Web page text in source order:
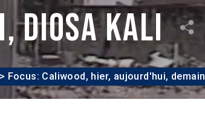
Diosa Kali
Focus: Caliwood, hier, aujourd'hui, demain